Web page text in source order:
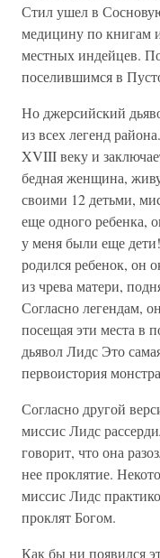
Стил ушел в
медицину по книгам
местных индейцев.
поселившимся в
Но джерсийский
из всех легенд
XVIII веку и
бедная женщина,
своими 12 детьми,
еще одного ребенка,
у меня были еще
родился ребенок, он
из чрева матери,
Согласно легендам,
посещая эти места в
дьявол Лидс Это
первоистория
Согласно другой
миссис Лидс
говорит, что она
нее проклятие.
миссис Лидс
проклят Богом.
Как бы ни появился